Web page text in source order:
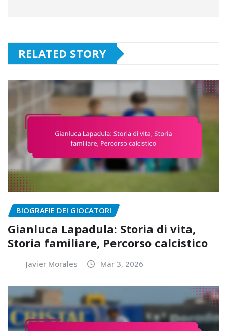
RELATED STORY
BIOGRAFIE DEI GIOCATORI
Gianluca Lapadula: Storia di vita,
Storia familiare, Percorso calcistico
Javier Morales Mar 3, 2026